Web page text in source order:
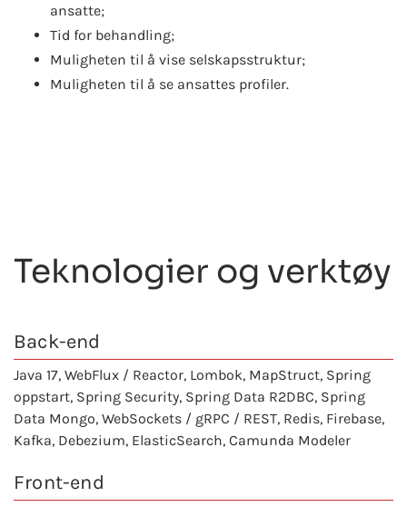
ansatte;
Tid for behandling;
Muligheten til å vise selskapsstruktur;
Muligheten til å se ansattes profiler.
Teknologier og verktøy
Back-end
Java 17, WebFlux / Reactor, Lombok, MapStruct, Spring
oppstart, Spring Security, Spring Data R2DBC, Spring
Data Mongo, WebSockets / gRPC / REST, Redis, Firebase,
Kafka, Debezium, ElasticSearch, Camunda Modeler
Front-end